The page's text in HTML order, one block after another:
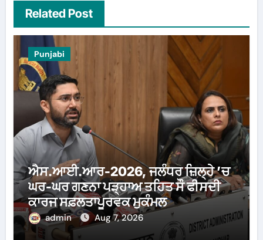
Related Post
Punjabi
ਐਸ.ਆਈ.ਆਰ-2026, ਜਲੰਧਰ ਜ਼ਿਲ੍ਹੇ ’ਚ
ਘਰ-ਘਰ ਗਣਨਾ ਪੜ੍ਹਾਅ ਤਹਿਤ ਸੌ ਫੀਸਦੀ
ਕਾਰਜ ਸਫ਼ਲਤਾਪੂਰਵਕ ਮੁਕੰਮਲ
admin Aug 7, 2026